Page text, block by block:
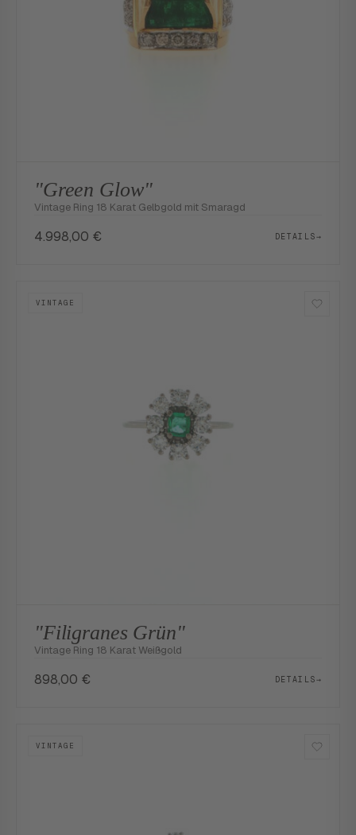
"Green Glow"
Vintage Ring 18 Karat Gelbgold mit Smaragd
4.998,00 € DETAILS→
VINTAGE
"Filigranes Grün"
Vintage Ring 18 Karat Weißgold
898,00 € DETAILS→
VINTAGE